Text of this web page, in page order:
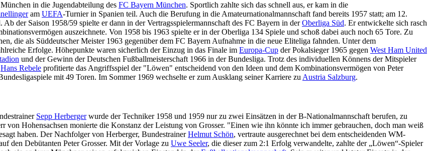
in die Jugendabteilung des FC Bayern München. Sportlich zahlte sich das schnell aus, er kam in die
am UEFA-Turnier in Spanien teil. Auch die Berufung in die Amateurnationalmannschaft fand bereits 1957 statt; am 12.
der Saison 1958/59 spielte er dann in der Vertragsspielermannschaft des FC Bayern in derOberliga Süd. Er entwickelte sich rasch
auszeichnete. Von 1958 bis 1963 spielte er in der Oberliga 134 Spiele und schoß dabei auch noch 65 Tore. Zu
die als Süddeutscher Meister 1963 gegenüber dem FC Bayern Aufnahme in die neue Eliteliga fahnden. Unter dem
Erfolge. Höhepunkte waren sicherlich der Einzug in das Finale im Europa-Cup der Pokalsieger 1965 gegen West Ham United
und der Gewinn der Deutschen Fußballmeisterschaft 1966 in der Bundesliga. Trotz des individuellen Könnens der Mitspieler
Hans Rebele profitierte das Angriffsspiel der "Löwen" entscheidend von den Ideen und dem Kombinationsvermögen von Peter
mit 49 Toren. Im Sommer 1969 wechselte er zum Ausklang seiner Karriere zu Austria Salzburg.
Sepp Herbergerwurde der Techniker 1958 und 1959 nur zu zwei Einsätzen in der B-Nationalmannschaft berufen, zu
von Hohensachsen monierte die Konstanz der Leistung von Grosser. "Einen wie ihn könnte ich immer gebrauchen, doch man weiß
haben. Der Nachfolger von Herberger, BundestrainerHelmut Schön, vertraute ausgerechnet bei dem entscheidenden WM-
den Debütanten Peter Grosser. Mit der Vorlage zu Uwe Seeler, die dieser zum 2:1 Erfolg verwandelte, zahlte der „Löwen“-Spieler